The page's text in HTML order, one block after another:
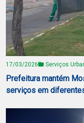
17/03/2026 Serviços
Prefeitura mantém
serviços em